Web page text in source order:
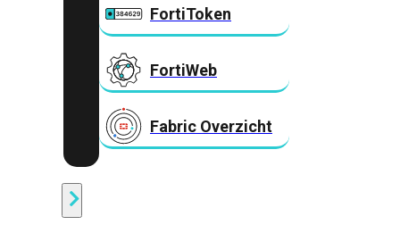
FortiToken
FortiWeb
Fabric Overzicht